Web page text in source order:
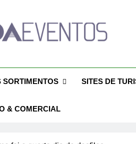
Feiras De
SORTIMENTOS SITES DE
& COMERCIAL